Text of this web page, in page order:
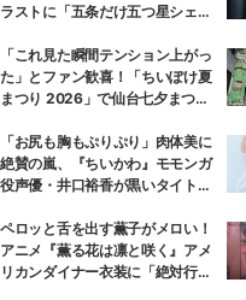
ラストに「五条だけ五つ星シェ
「これ見た瞬間テンション上がっ
た」とファン歓喜！「ちいぽけ夏
まつり 2026」で仙台七夕まつり
「お尻も胸もぷりぷり」肉体美に
絶賛の嵐、『ちいかわ』モモンガ
役声優・井口裕香が黒いタイトウ
ペロッと舌を出す薫子がメロい！
アニメ『薫る花は凛と咲く』アメ
リカンダイナー衣装に「絶対行き